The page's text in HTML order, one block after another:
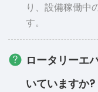
り、設備稼働中
す。
ロータリーエ
いていますか?